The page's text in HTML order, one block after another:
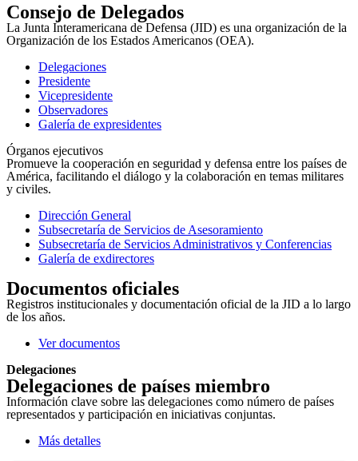
Consejo de Delegados
La Junta Interamericana de Defensa (JID) es una organización de la
Organización de los Estados Americanos (OEA).
Delegaciones
Presidente
Vicepresidente
Observadores
Galería de expresidentes
Órganos ejecutivos
Promueve la cooperación en seguridad y defensa entre los países de
América, facilitando el diálogo y la colaboración en temas militares
y civiles.
Dirección General
Subsecretaría de Servicios de Asesoramiento
Subsecretaría de Servicios Administrativos y Conferencias
Galería de exdirectores
Documentos oficiales
Registros institucionales y documentación oficial de la JID a lo largo
de los años.
Ver documentos
Delegaciones
Delegaciones de países miembro
Información clave sobre las delegaciones como número de países
representados y participación en iniciativas conjuntas.
Más detalles